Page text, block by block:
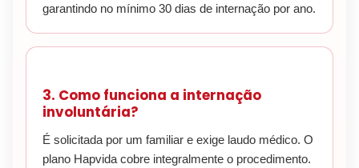
garantindo no mínimo 30 dias de internação por ano.
3. Como funciona a internação
involuntária?
É solicitada por um familiar e exige laudo médico. O
plano Hapvida cobre integralmente o procedimento.